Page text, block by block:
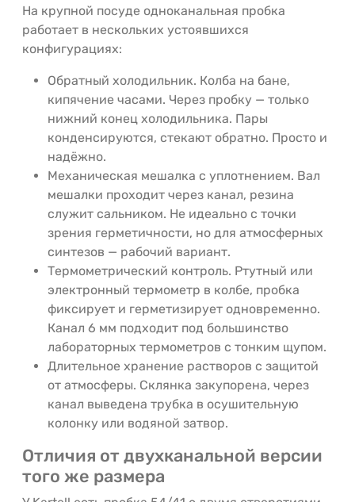
На крупной посуде одноканальная пробка
работает в нескольких устоявшихся
конфигурациях:
Обратный холодильник. Колба на бане,
кипячение часами. Через пробку — только
нижний конец холодильника. Пары
конденсируются, стекают обратно. Просто и
надёжно.
Механическая мешалка с уплотнением. Вал
мешалки проходит через канал, резина
служит сальником. Не идеально с точки
зрения герметичности, но для атмосферных
синтезов — рабочий вариант.
Термометрический контроль. Ртутный или
электронный термометр в колбе, пробка
фиксирует и герметизирует одновременно.
Канал 6 мм подходит под большинство
лабораторных термометров с тонким щупом.
Длительное хранение растворов с защитой
от атмосферы. Склянка закупорена, через
канал выведена трубка в осушительную
колонку или водяной затвор.
Отличия от двухканальной версии
того же размера